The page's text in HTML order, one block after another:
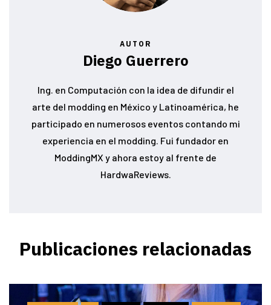
AUTOR
Diego Guerrero
Ing. en Computación con la idea de difundir el
arte del modding en México y Latinoamérica, he
participado en numerosos eventos contando mi
experiencia en el modding. Fui fundador en
ModdingMX y ahora estoy al frente de
HardwaReviews.
Publicaciones relacionadas